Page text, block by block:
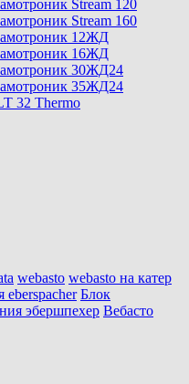
Stream 120
Stream 160
12ЖД
16ЖД
30ЖД24
35ЖД24
32 Thermo
webasto webasto на катер
eberspacher Блок
эбершпехер Вебасто